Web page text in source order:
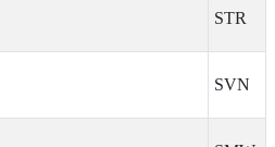
STR
SVN